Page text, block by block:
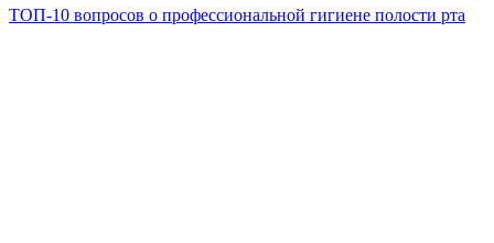
ТОП-10 вопросов о профессиональной гигиене полости рта